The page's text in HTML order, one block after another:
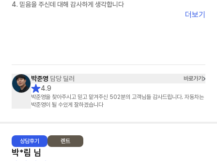
4. 믿음을 주신데 대해 감사하게 생각합니다
더보기
박준영 담당 딜러 바로가기
4.9
박준영을 찾아주시고 믿고 맡겨주신 502분의 고객님들 감사드립니다. 자동차는
박준영이 될 수있게 잘하겠습니다
상담후기 렌트
박*림 님